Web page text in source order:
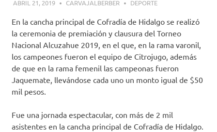
ABRIL 21, 2019 CARVAJALBERBER DEPORTE
En la cancha principal de Cofradía de Hidalgo se realizó
la ceremonia de premiación y clausura del Torneo
Nacional Alcuzahue 2019, en el que, en la rama varonil,
los campeones fueron el equipo de Citrojugo, además
de que en la rama femenil las campeonas fueron
Jaquemate, llevándose cada uno un monto igual de $50
mil pesos.
Fue una jornada espectacular, con más de 2 mil
asistentes en la cancha principal de Cofradía de Hidalgo.